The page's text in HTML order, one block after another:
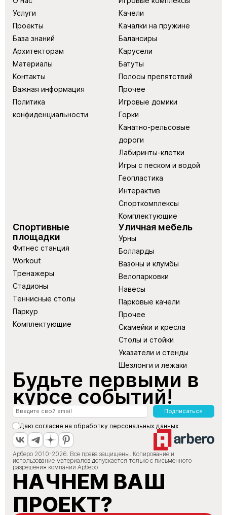
Услуги
Проекты
База знаний
Архитекторам
Материалы
Контакты
Важная информация
Политика
конфиденциальности
Качели
Качалки на пружине
Балансиры
Карусели
Батуты
Полосы препятствий
Прочее
Игровые домики
Горки
Канатно-рельсовые
дороги
Лабиринты-клетки
Игры с песком и водой
Геопластика
Интерактив
Спорткомплексы
Комплектующие
Спортивные
площадки
Фитнес станция
Workout
Тренажеры
Стадионы
Теннисные столы
Паркур
Комплектующие
Уличная мебель
Урны
Болларды
Вазоны и клумбы
Велопарковки
Навесы
Парковые качели
Прочее
Скамейки и кресла
Столы и стойки
Указатели и стенды
Шезлонги и лежаки
Будьте первыми в
курсе событий!
Подписаться
Даю согласие на обработку персональных данных
Арберо 2010-2026. Все права защищены. Копирование и
использование материалов допускается только с письменного
разрешения компании Арберо
НАЧНЕМ ВАШ
ПРОЕКТ?